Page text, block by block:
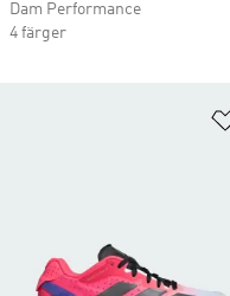
Dam Performance
4 färger